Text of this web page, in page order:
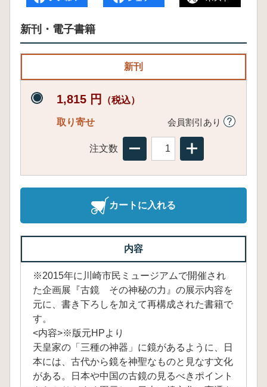
新刊・電子書籍
新刊
1,815 円 （税込）
取り寄せ 会員割引あり
注文数
カートに入れる
内容
※2015年に川崎市民ミュージアムで開催され
た企画展『古鏡 その神秘の力』の展示内容を
元に、書き下ろしを加えて再構成された書籍で
す。
<内容>※版元HPより
天皇家の「三種の神器」に鏡があるように、日
本には、古代から鏡を神聖なものと見なす文化
がある。日本や中国の古鏡の見るべきポイント